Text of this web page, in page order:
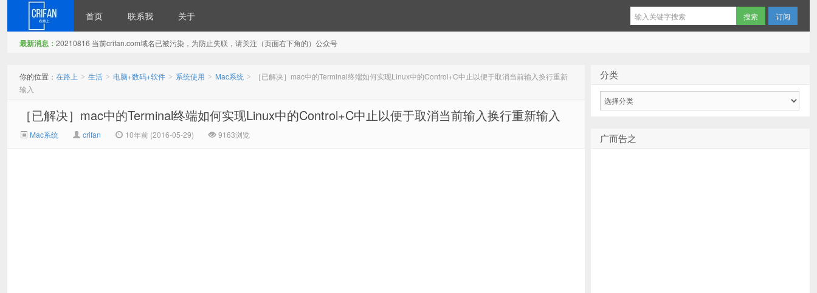
首页 联系我 关于 订阅
最新消息： 20210816 当前crifan.com域名已被污染，为防止失联，请关注（页面右下角的）公众号
你的位置： 在路上 > 生活 > 电脑+数码+软件 > 系统使用 > Mac系统 >
［已解决］mac中的Terminal终端如何实现Linux中的Control+C中止以便于取消当前输入换行重新
输入
［已解决］mac中的Terminal终端如何实现Linux中的Control+C中止以便于取消当前输入换行重新输入
Mac系统 crifan 10年前 (2016-05-29) 9163浏览
分类
广而告之